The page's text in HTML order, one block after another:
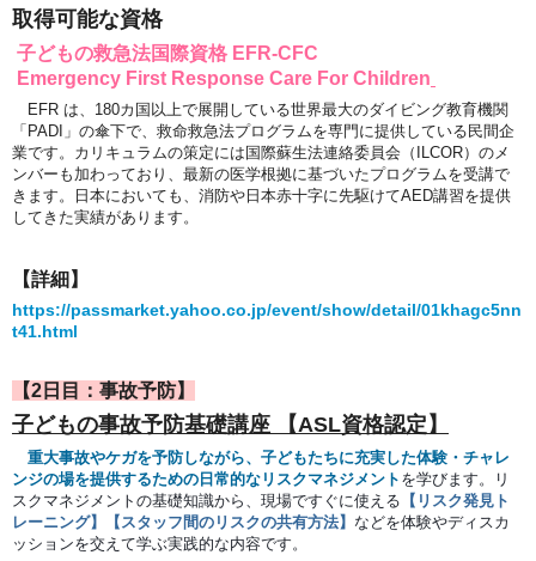
取得可能な資格
子どもの救急法国際資格 EFR-CFC
Emergency First Response Care For Children
EFR は、180カ国以上で展開している世界最大のダイビング教育機関
「PADI」の傘下で、救命救急法プログラムを専門に提供している民間企
業です。カリキュラムの策定には国際蘇生法連絡委員会（ILCOR）のメ
ンバーも加わっており、最新の医学根拠に基づいたプログラムを受講で
きます。日本においても、消防や日本赤十字に先駆けてAED講習を提供
してきた実績があります。
【詳細】
https://passmarket.yahoo.co.jp/event/show/detail/01khagc5nn
t41.html
【2日目：事故予防】
子どもの事故予防基礎講座 【ASL資格認定】
重大事故やケガを予防しながら、子どもたちに充実した体験・チャレ
ンジの場を提供するための日常的なリスクマネジメント を学びます。リ
スクマネジメントの基礎知識から、現場ですぐに使える 【リスク発見ト
レーニング】【スタッフ間のリスクの共有方法】 などを体験やディスカ
ッションを交えて学ぶ実践的な内容です。